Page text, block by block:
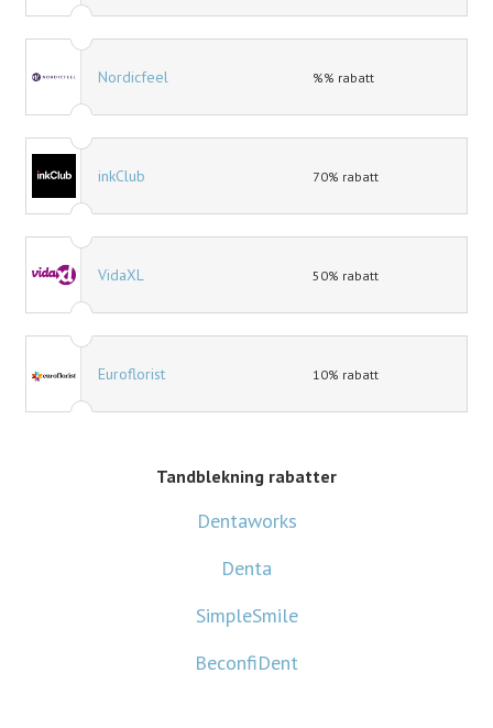
Nordicfeel %% rabatt
inkClub 70% rabatt
VidaXL 50% rabatt
Euroflorist 10% rabatt
Tandblekning rabatter
Dentaworks
Denta
SimpleSmile
BeconfiDent